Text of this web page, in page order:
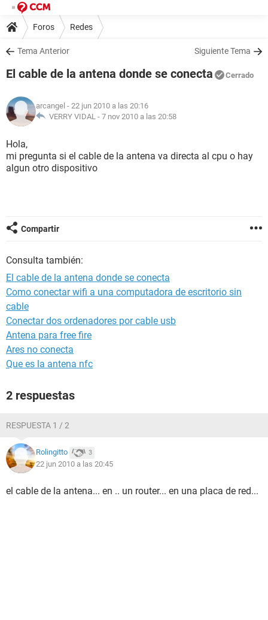
Foros Redes
Tema Anterior Siguiente Tema
El cable de la antena donde se conecta Cerrado
arcangel - 22 jun 2010 a las 20:16
VERRY VIDAL - 7 nov 2010 a las 20:58
Hola,
mi pregunta si el cable de la antena va directa al cpu o hay
algun otro dispositivo
Compartir
Consulta también:
El cable de la antena donde se conecta
Como conectar wifi a una computadora de escritorio sin
cable
Conectar dos ordenadores por cable usb
Antena para free fire
Ares no conecta
Que es la antena nfc
2 respuestas
RESPUESTA 1 / 2
Rolingitto 3
22 jun 2010 a las 20:45
el cable de la antena... en .. un router... en una placa de red...